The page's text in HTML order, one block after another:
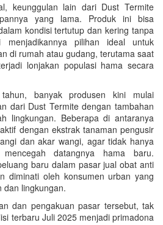
keunggulan lain dari Dust Termite
yang lama. Produk ini bisa
kondisi tertutup dan kering tanpa
menjadikannya pilihan ideal untuk
di rumah atau gudang, terutama saat
lonjakan populasi hama secara
tahun, banyak produsen kini mulai
dari Dust Termite dengan tambahan
lingkungan. Beberapa di antaranya
dengan ekstrak tanaman pengusir
dan akar wangi, agar tidak hanya
datangnya hama baru.
baru dalam pasar jual obat anti
diminati oleh konsumen urban yang
dan lingkungan.
dan pengakuan pasar tersebut, tak
terbaru Juli 2025 menjadi primadona